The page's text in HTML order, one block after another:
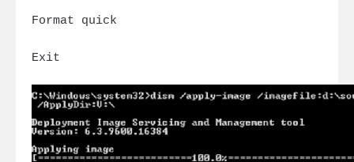
Format quick
Exit